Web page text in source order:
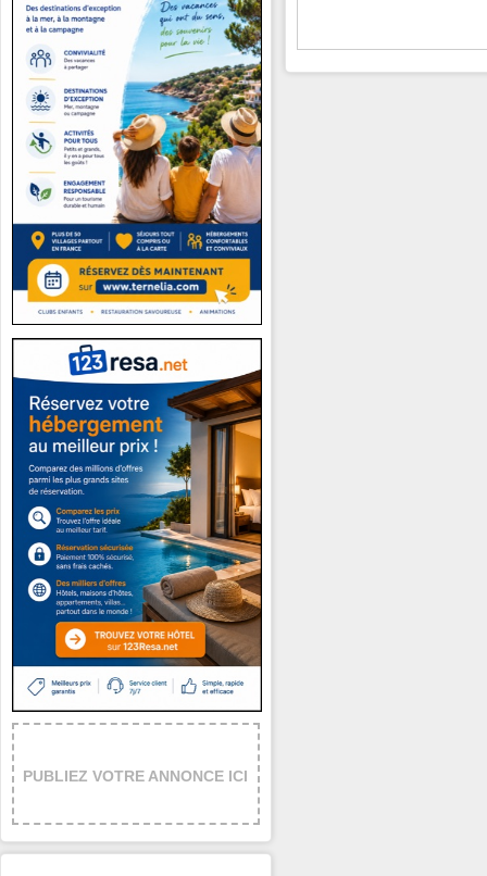
PUBLIEZ VOTRE ANNONCE ICI